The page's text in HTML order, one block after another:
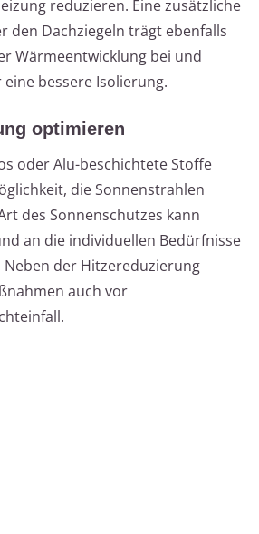
reduzieren. Eine zusätzliche
den Dachziegeln trägt ebenfalls
Wärmeentwicklung bei und
bessere Isolierung.
optimieren
oder Alu-beschichtete Stoffe
die Sonnenstrahlen
des Sonnenschutzes kann
an die individuellen Bedürfnisse
Neben der Hitzereduzierung
auch vor